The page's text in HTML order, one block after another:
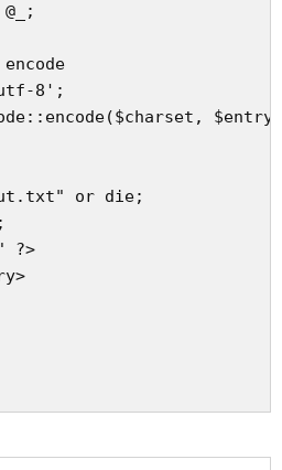
encode
8';
or die;
?>